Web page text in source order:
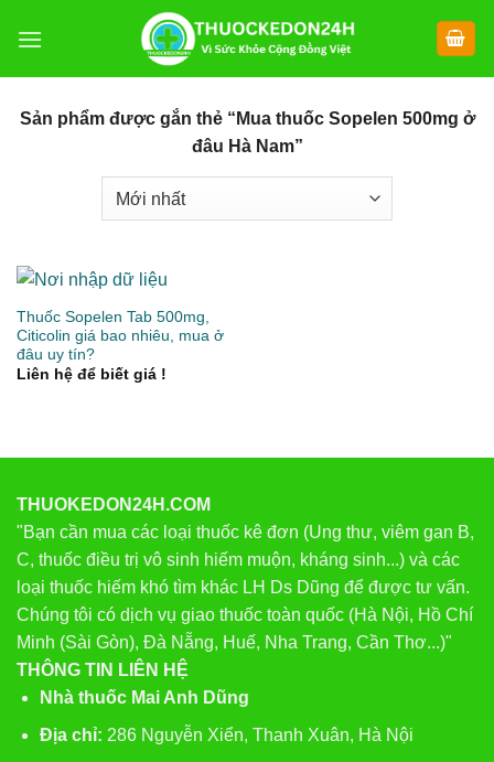
đến
Sản phẩm được gắn thẻ “Mua thuốc Sopelen 500mg ở
đâu Hà Nam”
Thuốc Sopelen Tab 500mg,
Citicolin giá bao nhiêu, mua ở
đâu uy tín?
Liên hệ để biết giá !
THUOKEDON24H.COM
"Bạn cần mua các loại thuốc kê đơn (Ung thư, viêm gan B,
C, thuốc điều trị vô sinh hiếm muộn, kháng sinh...) và các
loại thuốc hiếm khó tìm khác LH Ds Dũng để được tư vấn.
Chúng tôi có dịch vụ giao thuốc toàn quốc (Hà Nội, Hồ Chí
Minh (Sài Gòn), Đà Nẵng, Huế, Nha Trang, Cần Thơ...)"
THÔNG TIN LIÊN HỆ
Nhà thuốc Mai Anh Dũng
Địa chỉ: 286 Nguyễn Xiển, Thanh Xuân, Hà Nội